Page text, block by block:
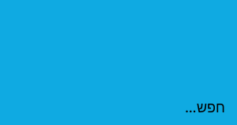
חפש…